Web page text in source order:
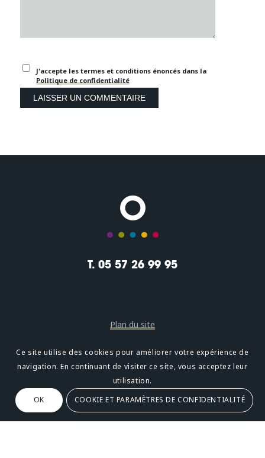
J'accepte les termes et conditions énoncés dans la
Politique de confidentialité
T. 05 57 26 99 95
Plan du site
Mentions légales
Confidentialité
Oméni2, avenue Léonard de Vinci 33600 PESSAC
Ce site utilise des cookies pour améliorer votre expérience de
navigation. En continuant de visiter ce site, vous acceptez leur
utilisation.
OK
COOKIE ET PARAMÈTRES DE CONFIDENTIALITÉ